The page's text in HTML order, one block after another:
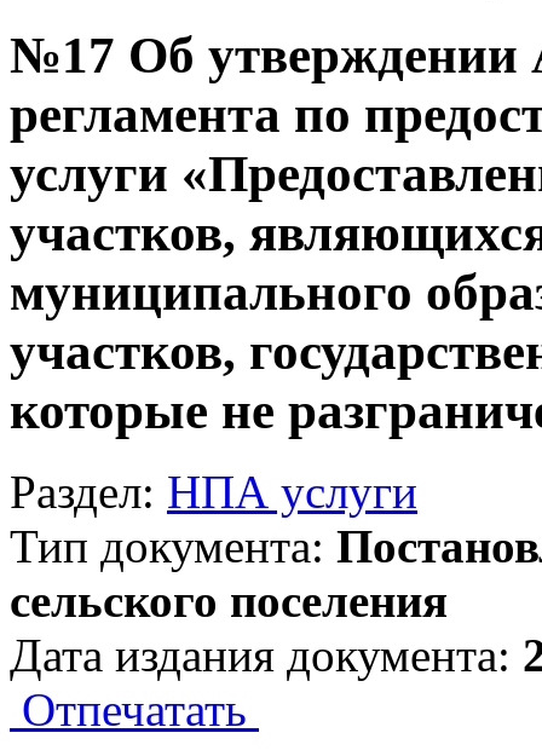
№17 Об утверждении
регламента по
услуги
участков,
муниципального
участков,
которые не
Раздел: НПА услуги
Тип документа:
сельского поселения
Дата издания документа:
Отпечатать